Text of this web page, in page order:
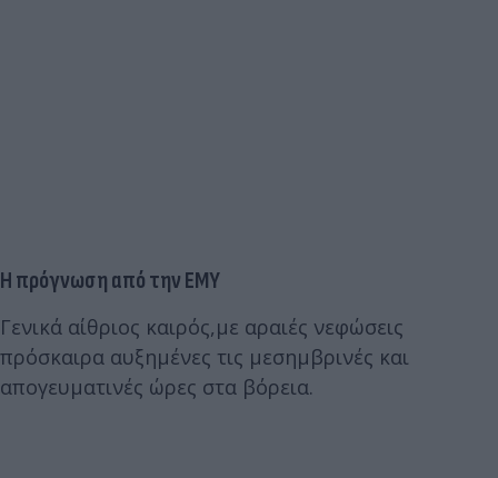
Η πρόγνωση από την ΕΜΥ
Γενικά αίθριος καιρός,με αραιές νεφώσεις
πρόσκαιρα αυξημένες τις μεσημβρινές και
απογευματινές ώρες στα βόρεια.